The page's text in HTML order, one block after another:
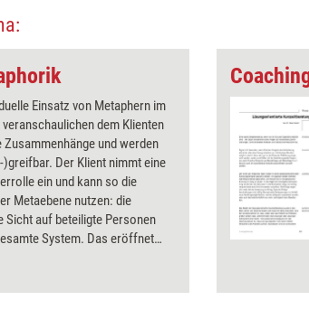
Einsatz von Metaphern im
dem Klienten
Zusammenhänge und werden
Der Klient nimmt eine
ein und kann so die
Metaebene nutzen: die
Sicht auf beteiligte Personen
System. Das eröffnet